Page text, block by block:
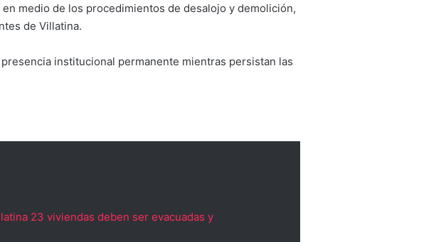
en medio de los procedimientos de desalojo y demolición,
de Villatina.
institucional permanente mientras persistan las
23 viviendas deben ser evacuadas y